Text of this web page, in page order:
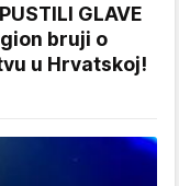
GLAVE
bruji o
u Hrvatskoj!